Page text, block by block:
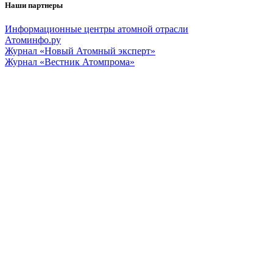
Наши партнеры
Информационные центры атомной отрасли
Атоминфо.ру
Журнал «Новый Атомный эксперт»
Журнал «Вестник Атомпрома»